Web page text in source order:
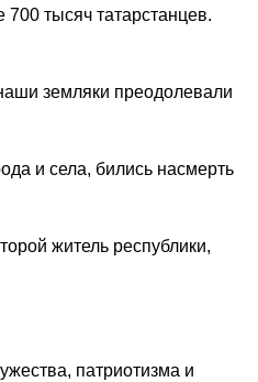
тысяч татарстанцев.
земляки преодолевали
и села, бились насмерть
житель республики,
патриотизма и